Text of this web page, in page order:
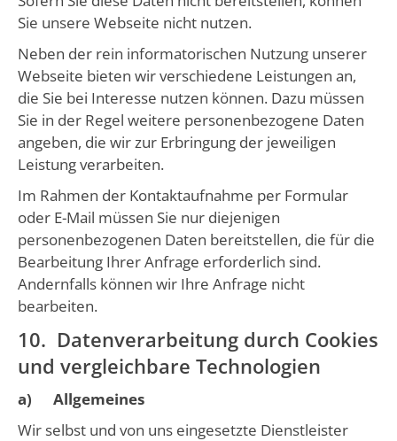
Sie unsere Webseite nicht nutzen.
Neben der rein informatorischen Nutzung unserer
Webseite bieten wir verschiedene Leistungen an,
die Sie bei Interesse nutzen können. Dazu müssen
Sie in der Regel weitere personenbezogene Daten
angeben, die wir zur Erbringung der jeweiligen
Leistung verarbeiten.
Im Rahmen der Kontaktaufnahme per Formular
oder E-Mail müssen Sie nur diejenigen
personenbezogenen Daten bereitstellen, die für die
Bearbeitung Ihrer Anfrage erforderlich sind.
Andernfalls können wir Ihre Anfrage nicht
bearbeiten.
10. Datenverarbeitung durch Cookies
und vergleichbare Technologien
a) Allgemeines
Wir selbst und von uns eingesetzte Dienstleister